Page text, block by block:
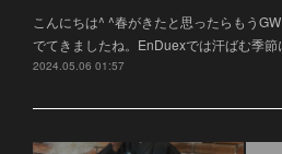
こんにちは^ ^春がきたと思ったらもう
でてきましたね。EnDuexでは汗ばむ季節
2024.05.06 01:57